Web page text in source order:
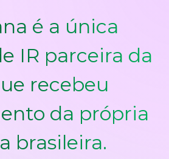
é a única
IR parceira da
recebeu
da própria
brasileira.